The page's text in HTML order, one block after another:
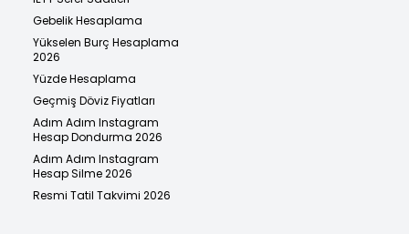
Gebelik Hesaplama
Yükselen Burç Hesaplama
2026
Yüzde Hesaplama
Geçmiş Döviz Fiyatları
Adım Adım Instagram
Hesap Dondurma 2026
Adım Adım Instagram
Hesap Silme 2026
Resmi Tatil Takvimi 2026